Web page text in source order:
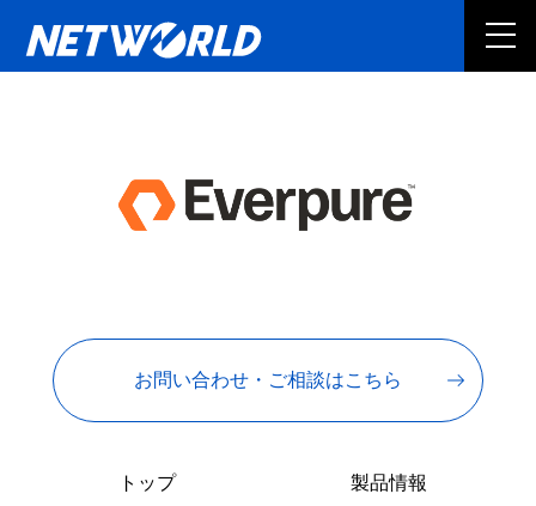
お問い合わせ・ご相談はこちら
トップ 製品情報